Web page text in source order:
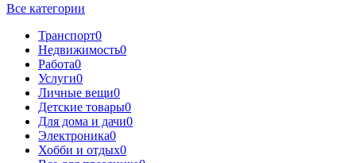
Все категории
Транспорт0
Недвижимость0
Работа0
Услуги0
Личные вещи0
Детские товары0
Для дома и дачи0
Электроника0
Хобби и отдых0